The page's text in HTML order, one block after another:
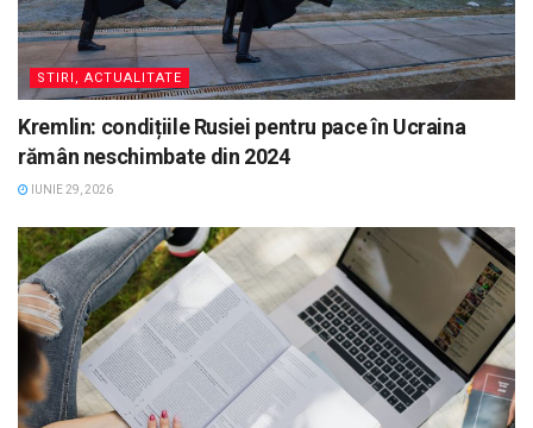
STIRI, ACTUALITATE
Kremlin: condițiile Rusiei pentru pace în Ucraina
rămân neschimbate din 2024
IUNIE 29, 2026